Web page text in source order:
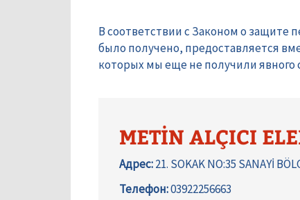
В соответствии с Законом о защите
было получено, предоставляется
которых мы еще не получили явного
METİN ALÇICI
Адрес:21. SOKAK NO:35 SANAYİ
Телефон:03922256663